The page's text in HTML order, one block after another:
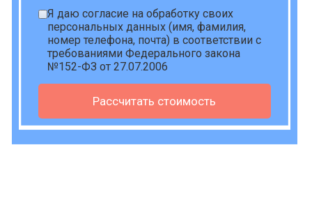
Я даю согласие на обработку своих
персональных данных (имя, фамилия,
номер телефона, почта) в соответствии с
требованиями Федерального закона
№152-ФЗ от 27.07.2006
Рассчитать стоимость